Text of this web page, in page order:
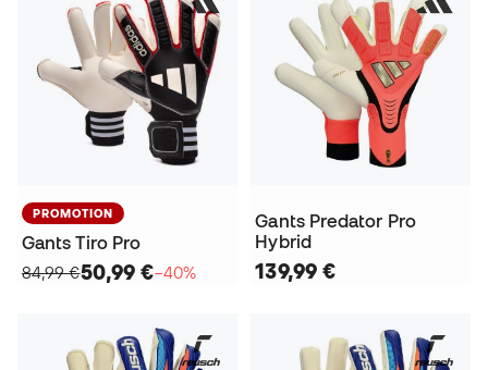
PROMOTION
Gants Tiro Pro
84,99 €50,99 €−40%
Gants Predator Pro
Hybrid
139,99 €